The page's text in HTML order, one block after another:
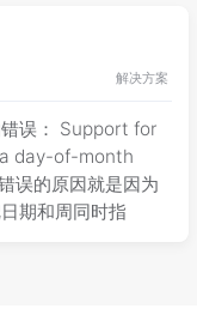
解决方案
误： Support for
day-of-month
误的原因就是因为
期和周同时指